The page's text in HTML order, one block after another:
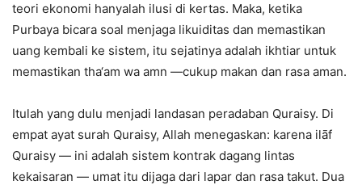
teori ekonomi hanyalah ilusi di kertas. Maka, ketika
Purbaya bicara soal menjaga likuiditas dan memastikan
uang kembali ke sistem, itu sejatinya adalah ikhtiar untuk
memastikan tha‘am wa amn —cukup makan dan rasa aman.
Itulah yang dulu menjadi landasan peradaban Quraisy. Di
empat ayat surah Quraisy, Allah menegaskan: karena ilāf
Quraisy — ini adalah sistem kontrak dagang lintas
kekaisaran — umat itu dijaga dari lapar dan rasa takut. Dua